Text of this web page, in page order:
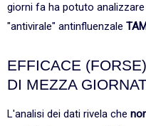
giorni fa ha potuto
"antivirale" antinfluenzale
EFFICACE
DI MEZZA
L'analisi dei dati rivela che